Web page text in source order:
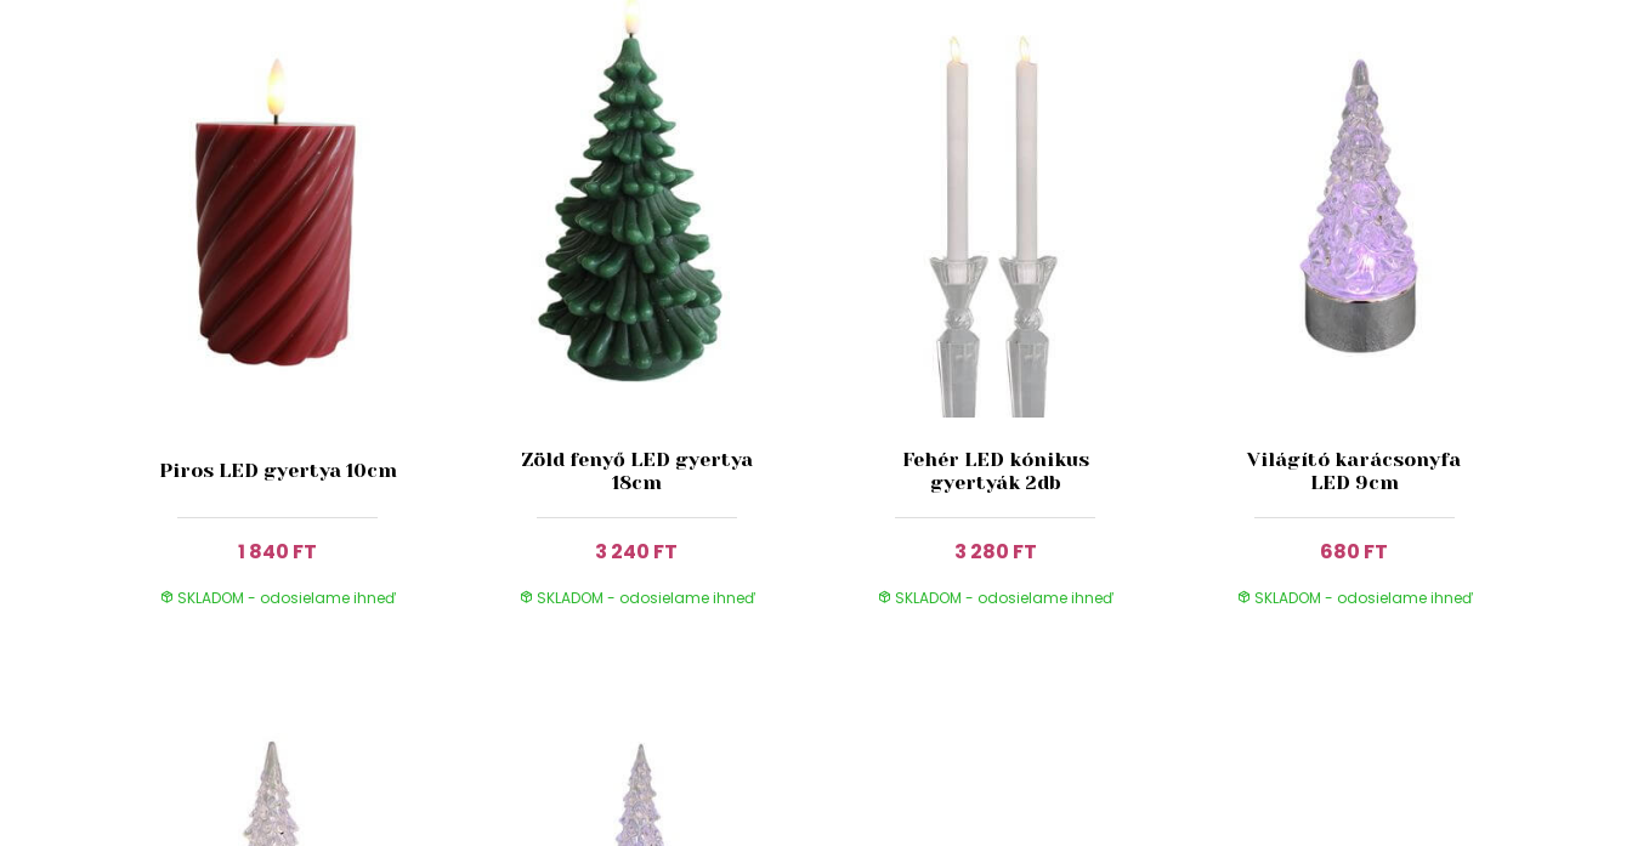
Piros LED gyertya 10cm
1 840 FT
SKLADOM - odosielame ihneď
Zöld fenyő LED gyertya
18cm
3 240 FT
SKLADOM - odosielame ihneď
Fehér LED kónikus
gyertyák 2db
3 280 FT
SKLADOM - odosielame ihneď
Világító karácsonyfa
LED 9cm
680 FT
SKLADOM - odosielame ihneď